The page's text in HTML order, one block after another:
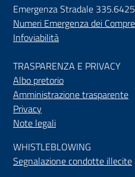
Emergenza Stradale
Numeri Emergenza dei
Infoviabilità
TRASPARENZA E PRIVACY
Albo pretorio
Amministrazione trasparente
Privacy
Note legali
WHISTLEBLOWING
Segnalazione condotte illecite